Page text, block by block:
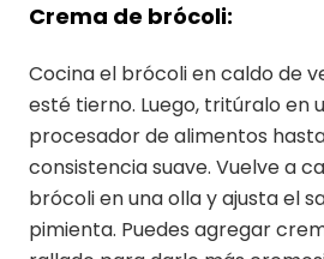
Crema de brócoli:
Cocina el brócoli en caldo de
esté tierno. Luego, tritúralo en
procesador de alimentos
consistencia suave. Vuelve a
brócoli en una olla y ajusta el
pimienta. Puedes agregar